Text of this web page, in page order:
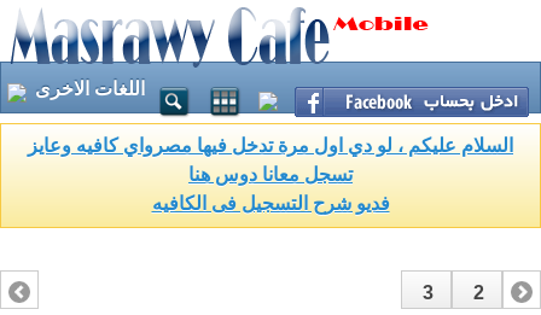
اللغات الاخرى
السلام عليكم ، لو دي اول مرة تدخل فيها مصرواي كافيه وعايز
تسجل معانا دوس هنا
فديو شرح التسجيل فى الكافيه
1
2
3